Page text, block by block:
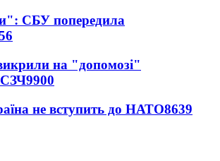
СБУ попередила
на "допомозі"
СЗЧ9900
не вступить до НАТО8639